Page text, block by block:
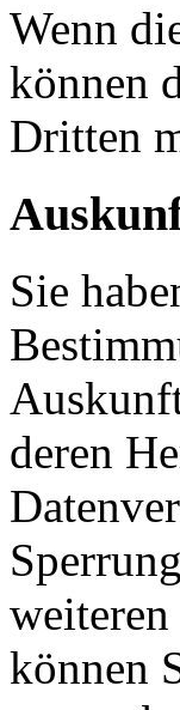
Wenn
können
Dritten
Sie
deren
weiteren
können